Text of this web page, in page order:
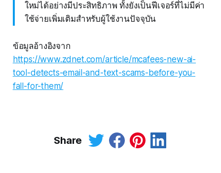
ใหม่ได้อย่างมีประสิทธิภาพ ทั้งยังเป็นฟีเจอร์ที่ไม่มีค่า
ใช้จ่ายเพิ่มเติมสำหรับผู้ใช้งานปัจจุบัน
ข้อมูลอ้างอิงจาก
https://www.zdnet.com/article/mcafees-new-ai-
tool-detects-email-and-text-scams-before-you-
fall-for-them/
Share